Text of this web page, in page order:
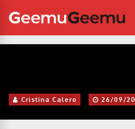
Cristina Calero 26/09/